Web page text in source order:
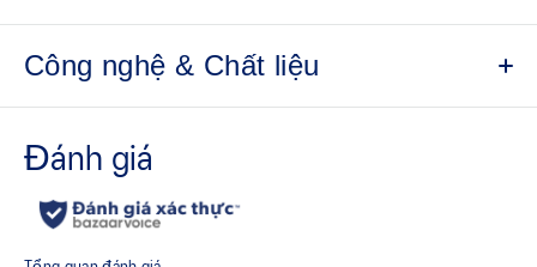
Công nghệ & Chất liệu
Vật liệu PU giúp tăng cường độ bền và độ linh hoạt.
Cấu trúc mũi giày rộng rãi
So với phiên bản trước, thiết kế mũi giày mang lại nhiều
không gian hơn quanh ngón út, giúp giảm áp lực và tăng sự
thoải mái khi mang.